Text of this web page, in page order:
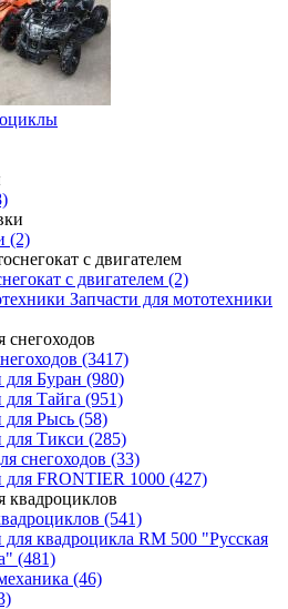
(2)
с двигателем (2)
Запчасти для мототехники
(3417)
для Буран (980)
для Тайга (951)
для Рысь (58)
для Тикси (285)
снегоходов (33)
для FRONTIER 1000 (427)
(541)
для квадроцикла RM 500 "Русская
(481)
(46)